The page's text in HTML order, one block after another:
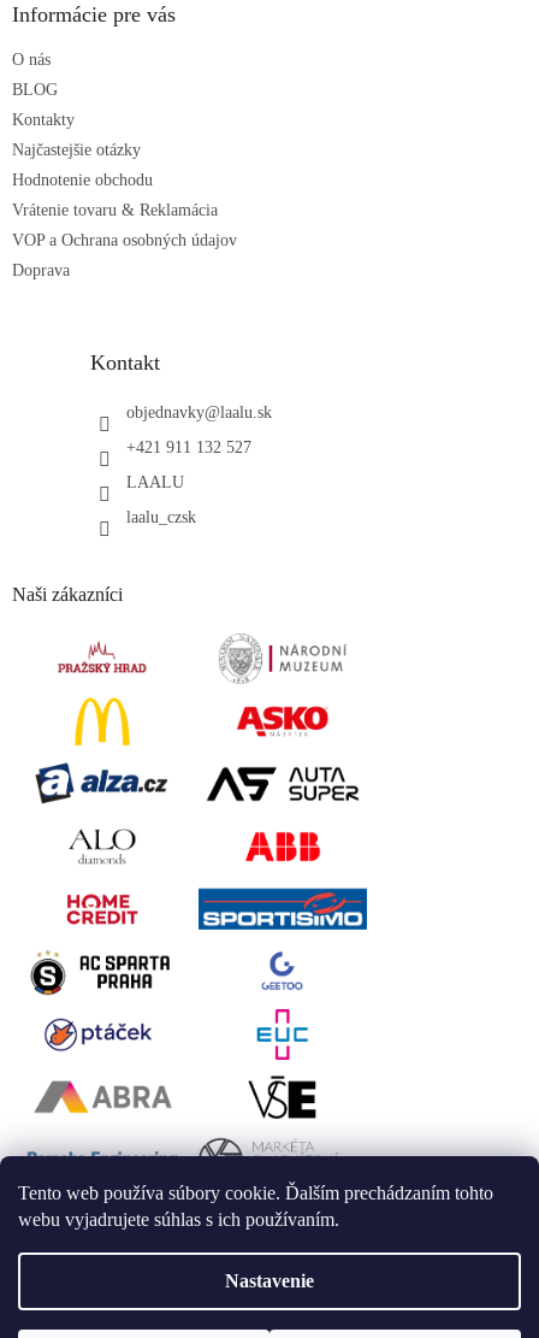
Tento web používa súbory cookie. Ďalším prechádzaním tohto
webu vyjadrujete súhlas s ich používaním.
Nastavenie
Informácie pre vás
O nás
BLOG
Kontakty
Najčastejšie otázky
Hodnotenie obchodu
Vrátenie tovaru & Reklamácia
VOP a Ochrana osobných údajov
Doprava
Kontakt
objednavky@laalu.sk
+421 911 132 527
LAALU
laalu_czsk
Naši zákazníci
Vytvoril Shoptet